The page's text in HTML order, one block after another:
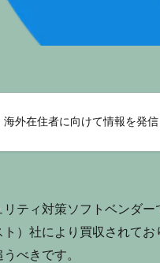
海外在住者に向けて情報を発信
ティ対策ソフトベンダ
）社により買収されて
べきです。